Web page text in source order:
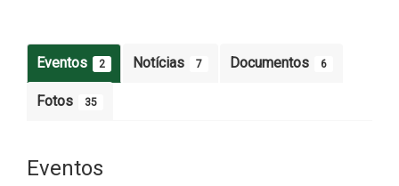
Eventos 2 Notícias 7 Documentos 6
Fotos 35
Eventos